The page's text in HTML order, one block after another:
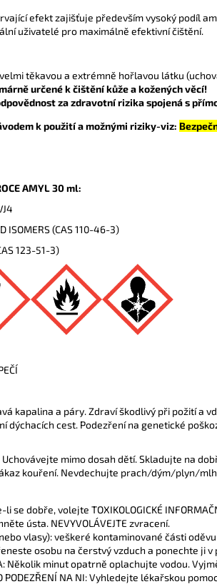
efekt zajišťuje především vysoký podíl
uživatelé pro maximálně efektivní čištění.
těkavou a extrémně hořlavou látku
určené k čištění kůže a kožených věcí!
za zdravotní rizika spojená s
k použití a možnými riziky-viz:
AMYL 30ml:
ISOMERS (CAS 110-46-3)
123-51-3)
kapalina a páry. Zdraví škodlivý při požití
dýchacích cest. Podezření na genetické
Uchovávejte mimo dosah dětí. Skladujte na
kouření. Nevdechujte prach/dým/plyn/
li se dobře, volejte TOXIKOLOGICKÉ
ústa. NEVYVOLÁVEJTE zvracení.
(nebo vlasy): veškeré kontaminované části
osobu na čerstvý vzduch a ponechte ji
Několik minut opatrně oplachujte vodou.
PODEZŘENÍ NA NI: Vyhledejte lékařskou